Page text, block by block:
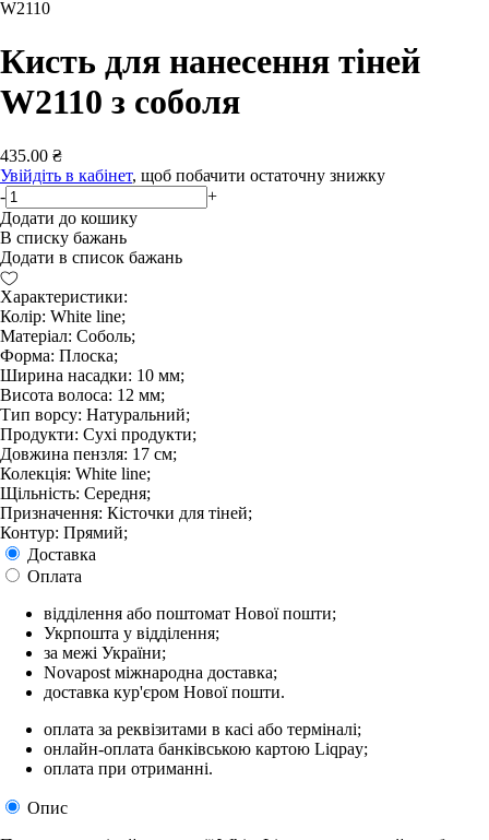
W2110
Кисть для нанесення тіней
W2110 з соболя
435.00 ₴
Увійдіть в кабінет, щоб побачити остаточну знижку
-
+
Додати до кошику
В списку бажань
Додати в список бажань
Характеристики:
Колір: White line;
Матеріал: Соболь;
Форма: Плоска;
Ширина насадки: 10 мм;
Висота волоса: 12 мм;
Тип ворсу: Натуральний;
Продукти: Сухі продукти;
Довжина пензля: 17 см;
Колекція: White line;
Щільність: Середня;
Призначення: Кісточки для тіней;
Контур: Прямий;
Доставка
Оплата
відділення або поштомат Нової пошти;
Укрпошта у відділення;
за межі України;
Novapost міжнародна доставка;
доставка кур'єром Нової пошти.
оплата за реквізитами в касі або терміналі;
онлайн-оплата банківською картою Liqpay;
оплата при отриманні.
Опис